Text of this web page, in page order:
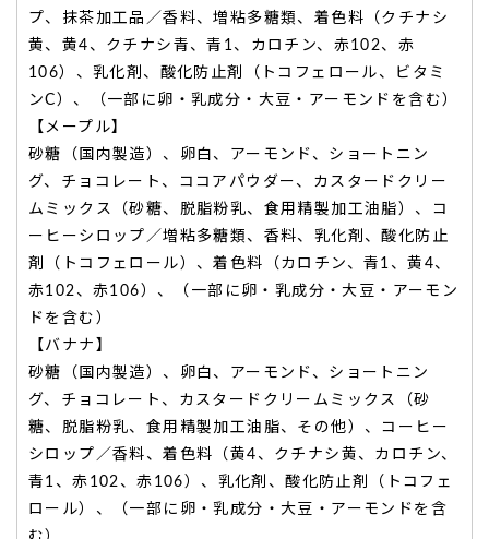
プ、抹茶加工品／香料、増粘多糖類、着色料（クチナシ
黄、黄4、クチナシ青、青1、カロチン、赤102、赤
106）、乳化剤、酸化防止剤（トコフェロール、ビタミ
ンC）、（一部に卵・乳成分・大豆・アーモンドを含む）
【メープル】
砂糖（国内製造）、卵白、アーモンド、ショートニン
グ、チョコレート、ココアパウダー、カスタードクリー
ムミックス（砂糖、脱脂粉乳、食用精製加工油脂）、コ
ーヒーシロップ／増粘多糖類、香料、乳化剤、酸化防止
剤（トコフェロール）、着色料（カロチン、青1、黄4、
赤102、赤106）、（一部に卵・乳成分・大豆・アーモン
ドを含む）
【バナナ】
砂糖（国内製造）、卵白、アーモンド、ショートニン
グ、チョコレート、カスタードクリームミックス（砂
糖、脱脂粉乳、食用精製加工油脂、その他）、コーヒー
シロップ／香料、着色料（黄4、クチナシ黄、カロチン、
青1、赤102、赤106）、乳化剤、酸化防止剤（トコフェ
ロール）、（一部に卵・乳成分・大豆・アーモンドを含